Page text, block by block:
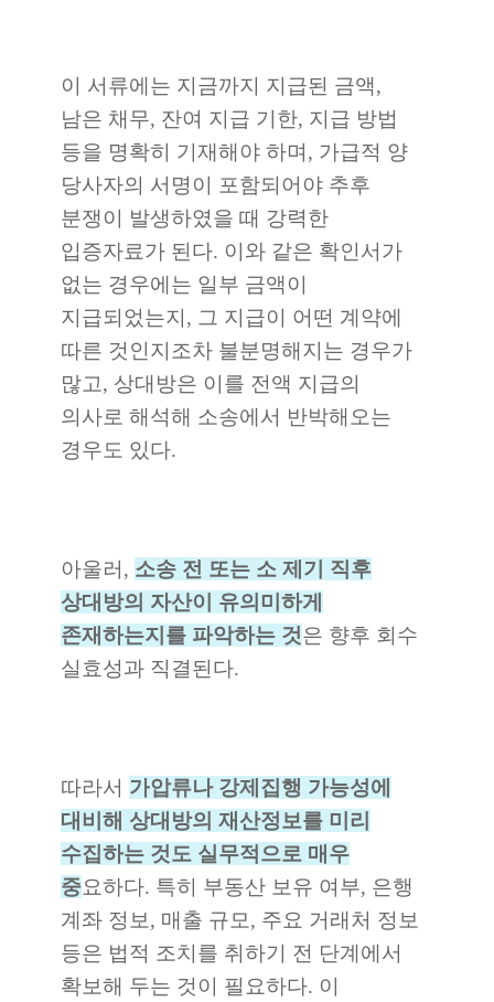
이 서류에는 지금까지 지급된 금액,
남은 채무, 잔여 지급 기한, 지급 방법
등을 명확히 기재해야 하며, 가급적 양
당사자의 서명이 포함되어야 추후
분쟁이 발생하였을 때 강력한
입증자료가 된다. 이와 같은 확인서가
없는 경우에는 일부 금액이
지급되었는지, 그 지급이 어떤 계약에
따른 것인지조차 불분명해지는 경우가
많고, 상대방은 이를 전액 지급의
의사로 해석해 소송에서 반박해오는
경우도 있다.
아울러, 소송 전 또는 소 제기 직후
상대방의 자산이 유의미하게
존재하는지를 파악하는 것은 향후 회수
실효성과 직결된다.
따라서 가압류나 강제집행 가능성에
대비해 상대방의 재산정보를 미리
수집하는 것도 실무적으로 매우
중요하다. 특히 부동산 보유 여부, 은행
계좌 정보, 매출 규모, 주요 거래처 정보
등은 법적 조치를 취하기 전 단계에서
확보해 두는 것이 필요하다. 이